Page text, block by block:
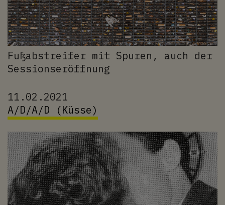
Fußabstreifer mit Spuren, auch der
Sessionseröffnung
11.02.2021
A/D/A/D (Küsse)